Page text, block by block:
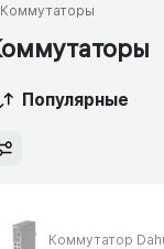
Коммутаторы
Популярные
Коммутатор